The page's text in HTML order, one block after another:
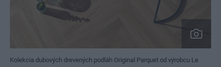
Kolekcia dubových drevených podláh Original Parquet od výrobcu Le